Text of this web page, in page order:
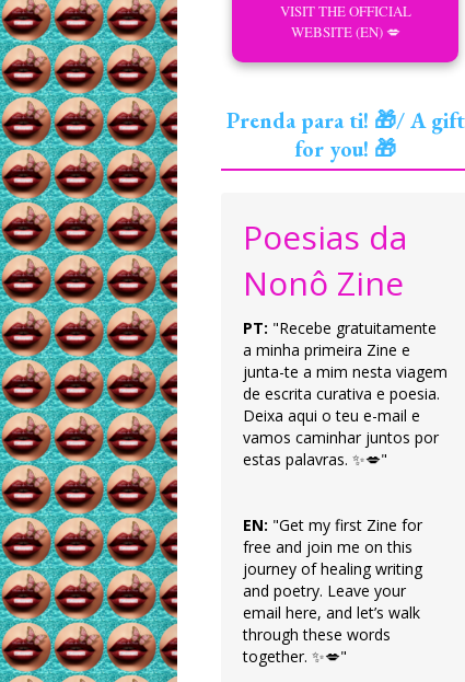
VISIT THE OFFICIAL
WEBSITE (EN) 💋
Prenda para ti! 🎁/ A gift
for you! 🎁
Poesias da
Nonô Zine
PT: "Recebe gratuitamente
a minha primeira Zine e
junta-te a mim nesta viagem
de escrita curativa e poesia.
Deixa aqui o teu e-mail e
vamos caminhar juntos por
estas palavras. ✨💋"
EN: "Get my first Zine for
free and join me on this
journey of healing writing
and poetry. Leave your
email here, and let’s walk
through these words
together. ✨💋"